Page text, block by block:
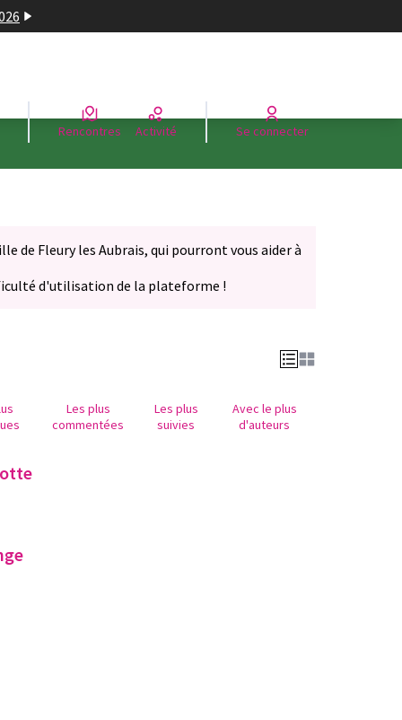
Rencontres Activité Se connecter
de Fleury les Aubrais, qui pourront vous aider à
d'utilisation de la plateforme !
Les plus
commentées
Les plus
suivies
Avec le plus
d'auteurs